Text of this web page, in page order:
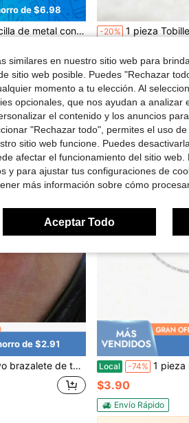
de $6.98
de moda con cadena Figaro de cristal, perfecta para la playa y el uso diario. -20% 1 pieza Tobillera de plata de ley S925 con doble
$9.51
de $2.91
y delgada, accesorio de playa de verano, a prueba de agua, suave y ligero Local -74% 1 pieza Nuevos brazaletes de tobillo
$3.90
Envío Rápido
similares en nuestro sitio web para
sitio web posible. Puedes "Rechazar
momento a tu elección. Al
opcionales, que nos ayudan a analizar
el contenido y los anuncios
"Rechazar todo", permites el uso
sitio web funcione. Puedes
afectar el funcionamiento del sitio
y para ajustar tus configuraciones de
más información sobre cómo
Aceptar Todo